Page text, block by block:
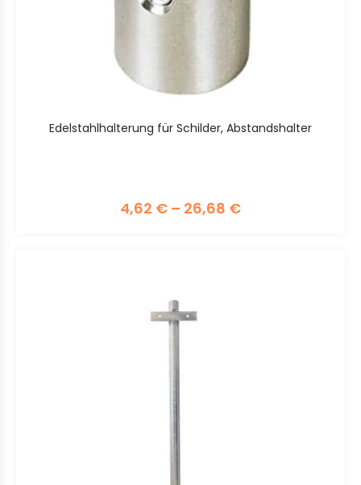
Edelstahlhalterung für Schilder, Abstandshalter
4,62 € – 26,68 €